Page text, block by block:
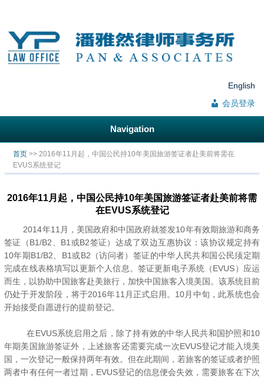
English
会员登录
Navigation
你在这里
首页 >> 2016年11月起，中国公民持10年美国旅游签证者赴美前将需在
EVUS系统登记
2016年11月起，中国公民持10年美国旅游签证者赴美前将需
在EVUS系统登记
2014年11月，美国政府和中国政府就签发10年有效期旅游和商务
签证（B1/B2、B1或B2签证）达成了双边互惠协议：该协议规定持有
10年期B1/B2、B1或B2（访问者）签证的中华人民共和国公民须定期
完成在线表格填写以更新个人信息。签证更新电子系统（EVUS）应运
而生，以协助中国旅客赴美旅行，加快中国旅客入境美国。该系统目前
仍处于开发阶段，将于2016年11月正式启用。 10月中旬，此系统也会
开始接受自愿进行的提前登记。
在EVUS系统启用之后，除了持有效的中华人民共和国护照和10
年期美国旅游签证外，上述旅客还需要完成一次EVUS登记才能入境美
国，一次登记一般保持两年有效。但在此期间，若旅客的签证或者护照
两者中有任何一者过期，EVUS登记的信息便会失效，需要旅客在下次